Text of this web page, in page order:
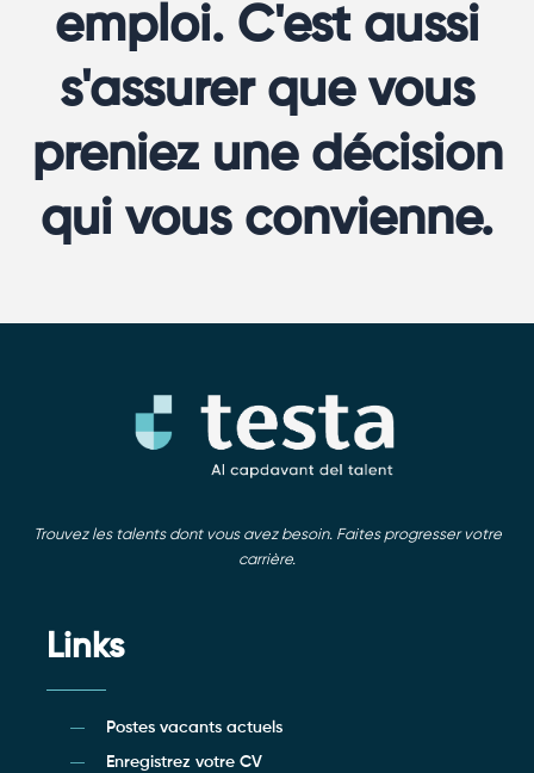
emploi. C'est aussi
s'assurer que vous
preniez une décision
qui vous convienne.
Trouvez les talents dont vous avez besoin. Faites progresser votre
carrière.
Links
Postes vacants actuels
Enregistrez votre CV